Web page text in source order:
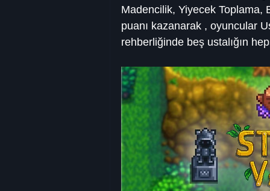
Madencilik, Yiyecek Toplama,
puanı kazanarak , oyuncular
rehberliğinde beş ustalığın